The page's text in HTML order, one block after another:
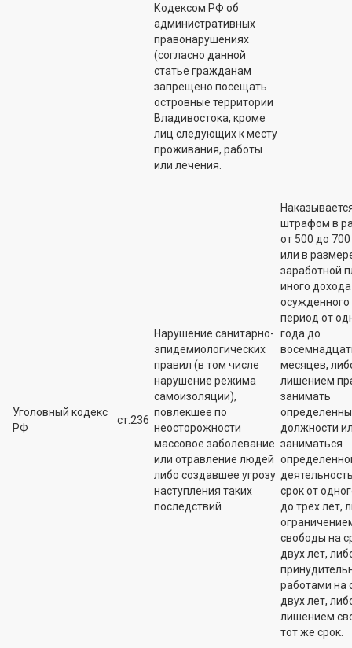
Кодексом РФ об
административных
правонарушениях
(согласно данной
статье гражданам
запрещено посещать
островные территории
Владивостока, кроме
лиц следующих к месту
проживания, работы
или лечения.
Уголовный кодекс
РФ
ст.236
Нарушение санитарно-
эпидемиологических
правил (в том числе
нарушение режима
самоизоляции),
повлекшее по
неосторожности
массовое заболевание
или отравление людей
либо создавшее угрозу
наступления таких
последствий
штрафом в
от 500 до 700
или в
заработной
иного дохода
осужденного
период от
года до
месяцев,
лишением
занимать
должности
заниматься
срок от
до трех лет,
свободы на
двух лет,
работами на
двух лет,
лишением
тот же срок.